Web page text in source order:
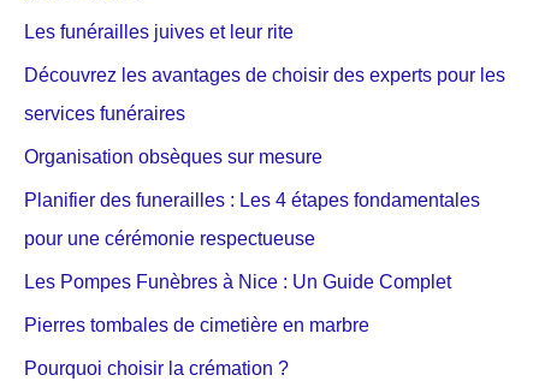
Les funérailles juives et leur rite
Découvrez les avantages de choisir des experts pour les
services funéraires
Organisation obsèques sur mesure
Planifier des funerailles : Les 4 étapes fondamentales
pour une cérémonie respectueuse
Les Pompes Funèbres à Nice : Un Guide Complet
Pierres tombales de cimetière en marbre
Pourquoi choisir la crémation ?